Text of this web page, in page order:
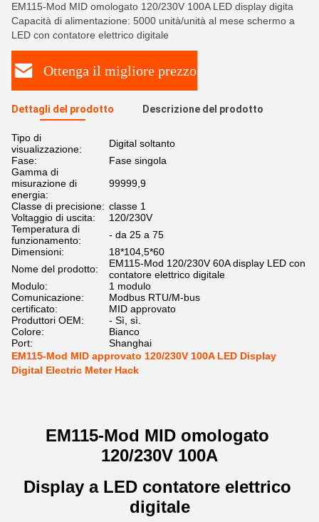
EM115-Mod MID omologato 120/230V 100A LED display digita
Capacità di alimentazione: 5000 unità/unità al mese schermo a
LED con contatore elettrico digitale
Ottenga il migliore prezzo
Dettagli del prodotto Descrizione del prodotto
Tipo di
visualizzazione:
Digital soltanto
Fase:
Fase singola
Gamma di
misurazione di
energia:
99999,9
Classe di precisione: classe 1
Voltaggio di uscita:
120/230V
Temperatura di
funzionamento:
- da 25 a 75
Dimensioni:
18*104,5*60
Nome del prodotto:
EM115-Mod 120/230V 60A display LED con
contatore elettrico digitale
Modulo:
1 modulo
Comunicazione:
Modbus RTU/M-bus
certificato:
MID approvato
Produttori OEM:
- Sì, sì.
Colore:
Bianco
Port:
Shanghai
EM115-Mod MID approvato 120/230V 100A LED Display
Digital Electric Meter Hack
EM115-Mod MID omologato
120/230V 100A
Display a LED contatore elettrico
digitale